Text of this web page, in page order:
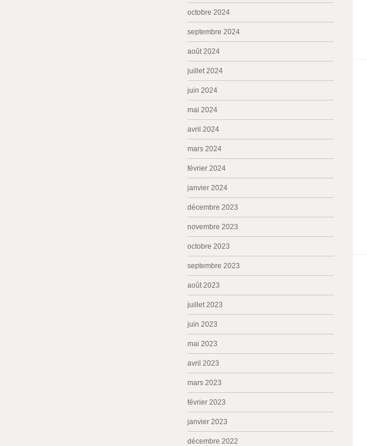
octobre 2024
septembre 2024
août 2024
juillet 2024
juin 2024
mai 2024
avril 2024
mars 2024
février 2024
janvier 2024
décembre 2023
novembre 2023
octobre 2023
septembre 2023
août 2023
juillet 2023
juin 2023
mai 2023
avril 2023
mars 2023
février 2023
janvier 2023
décembre 2022